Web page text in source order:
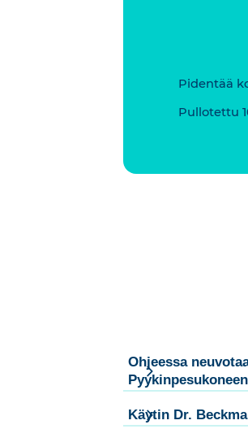
Pidentää
Pullotettu
Ohjeessa
Käytin Dr.